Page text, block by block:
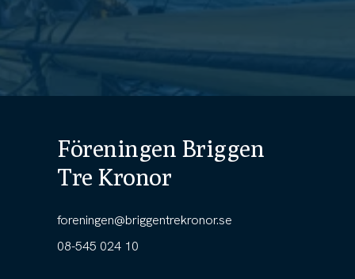
Föreningen Briggen
Tre Kronor
foreningen@briggentrekronor.se
08-545 024 10